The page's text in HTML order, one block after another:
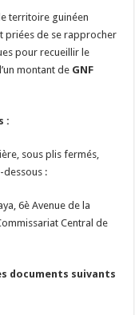
territoire guinéen
priées de se rapprocher
pour recueillir le
montant de GNF
:
sous plis fermés,
dessous :
6è Avenue de la
Central de
documents suivants